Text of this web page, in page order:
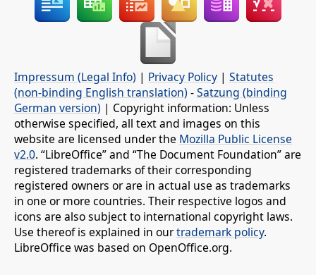
Impressum (Legal Info) | Privacy Policy | Statutes
(non-binding English translation) -Satzung (binding
German version) | Copyright information: Unless
otherwise specified, all text and images on this
website are licensed under the Mozilla Public License
v2.0. “LibreOffice” and “The Document Foundation” are
registered trademarks of their corresponding
registered owners or are in actual use as trademarks
in one or more countries. Their respective logos and
icons are also subject to international copyright laws.
Use thereof is explained in ourtrademark policy.
LibreOffice was based on OpenOffice.org.